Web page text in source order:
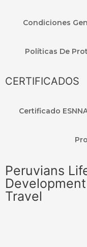
Condiciones
Políticas De
CERTIFICADOS
Certificado
Peruvians
Travel